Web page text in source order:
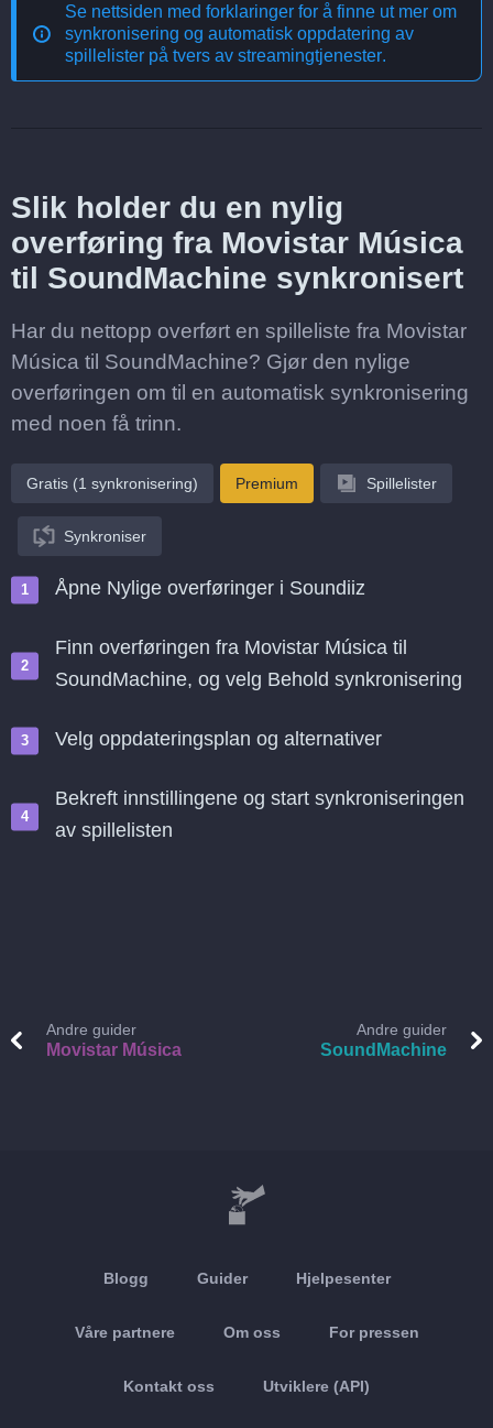
Se nettsiden med forklaringer for å finne ut mer om
synkronisering og automatisk oppdatering av
spillelister på tvers av streamingtjenester.
Slik holder du en nylig
overføring fra Movistar Música
til SoundMachine synkronisert
Har du nettopp overført en spilleliste fra Movistar
Música til SoundMachine? Gjør den nylige
overføringen om til en automatisk synkronisering
med noen få trinn.
Gratis (1 synkronisering) Premium Spillelister
Synkroniser
Åpne Nylige overføringer i Soundiiz
Finn overføringen fra Movistar Música til
SoundMachine, og velg Behold synkronisering
Velg oppdateringsplan og alternativer
Bekreft innstillingene og start synkroniseringen
av spillelisten
Andre guider
Movistar Música
Andre guider
SoundMachine
Blogg Guider Hjelpesenter
Våre partnere Om oss For pressen
Kontakt oss Utviklere (API)